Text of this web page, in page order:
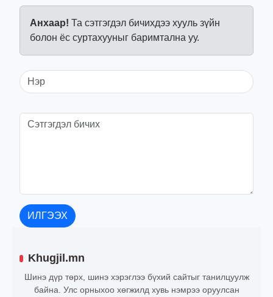
Анхаар! Та сэтгэгдэл бичихдээ хууль зүйн
болон ёс суртахууныг баримтална уу.
ИЛГЭЭХ
Khugjil.mn
Шинэ дүр төрх, шинэ хэрэглээ бүхий сайтыг танилцуулж
байна. Улс орныхоо хөгжилд хувь нэмрээ оруулсан